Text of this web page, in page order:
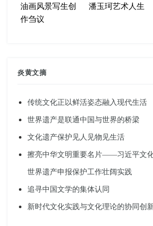
油画风景写生创
作刍议
潘玉珂艺术人生
炎黄文摘
传统文化正以鲜活姿态融入现代生活
世界遗产是联通中国与世界的桥梁
文化遗产保护见人见物见生活
擦亮中华文明重要名片——习近平文
世界遗产申报保护工作壮阔实践
追寻中国文学的集体认同
新时代文化实践与文化理论的协同创